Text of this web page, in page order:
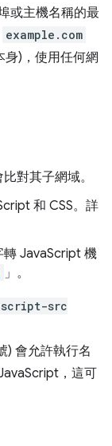
或主機名稱的最
example.com
身)，使用任何網
對其子網域。
和 CSS。詳
轉 JavaScript 機
」。
script-src
) 會允許執行名
，這可